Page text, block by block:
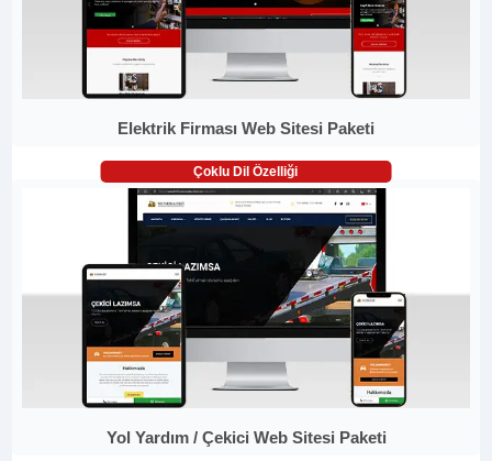
Elektrik Firması Web Sitesi Paketi
Çoklu Dil Özelliği
Yol Yardım / Çekici Web Sitesi Paketi